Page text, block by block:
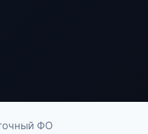
ФО